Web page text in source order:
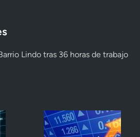
Lindo tras 36 horas de trabajo